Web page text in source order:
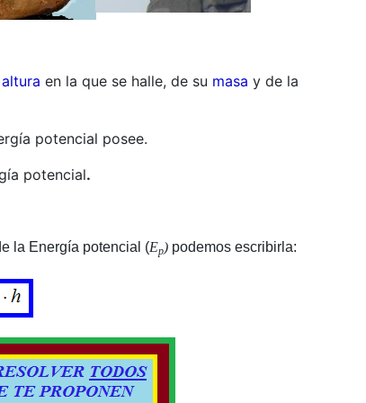
altura en la que se halle, de su masa y de la
potencial posee.
potencial.
la Energía potencial (Ep)podemos escribirla: